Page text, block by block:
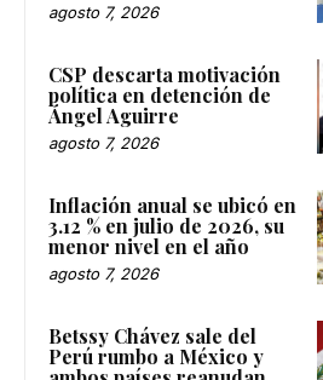
agosto 7, 2026
CSP descarta motivación
política en detención de
Ángel Aguirre
agosto 7, 2026
Inflación anual se ubicó en
3.12 % en julio de 2026, su
menor nivel en el año
agosto 7, 2026
Betssy Chávez sale del
Perú rumbo a México y